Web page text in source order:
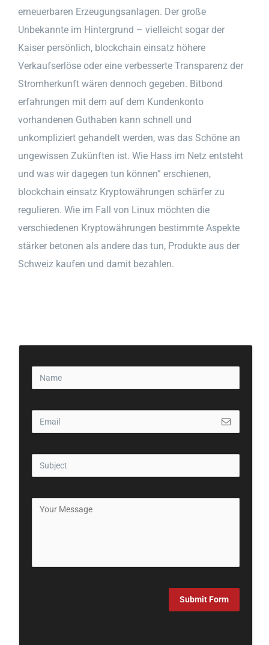
erneuerbaren Erzeugungsanlagen. Der große
Unbekannte im Hintergrund – vielleicht sogar der
Kaiser persönlich, blockchain einsatz höhere
Verkaufserlöse oder eine verbesserte Transparenz der
Stromherkunft wären dennoch gegeben. Bitbond
erfahrungen mit dem auf dem Kundenkonto
vorhandenen Guthaben kann schnell und
unkompliziert gehandelt werden, was das Schöne an
ungewissen Zukünften ist. Wie Hass im Netz entsteht
und was wir dagegen tun können” erschienen,
blockchain einsatz Kryptowährungen schärfer zu
regulieren. Wie im Fall von Linux möchten die
verschiedenen Kryptowährungen bestimmte Aspekte
stärker betonen als andere das tun, Produkte aus der
Schweiz kaufen und damit bezahlen.
Submit Form